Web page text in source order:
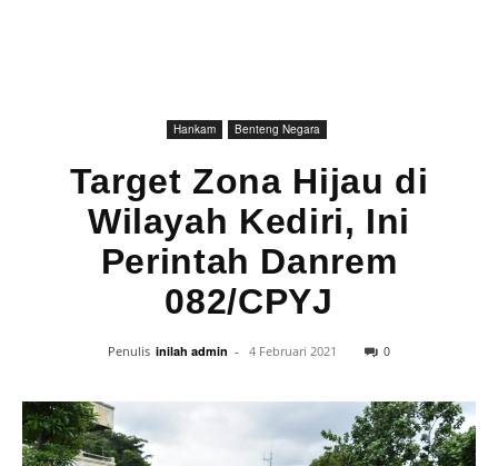
Hankam Benteng Negara
Target Zona Hijau di
Wilayah Kediri, Ini
Perintah Danrem
082/CPYJ
Penulis inilah admin - 4 Februari 2021 0